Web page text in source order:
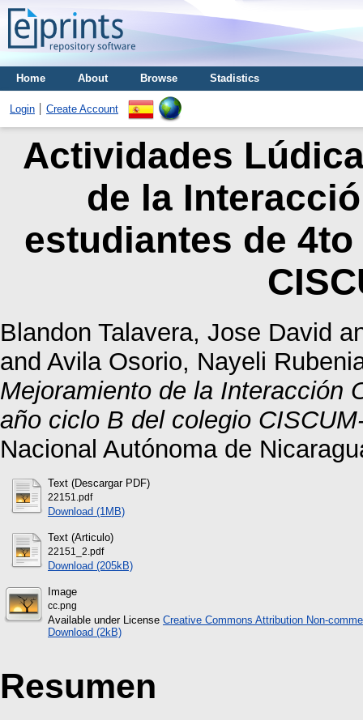
Home About Browse Stadistics
Login Create Account
Actividades
de la
estudiantes de
Blandon Talavera, Jose David
and Avila Osorio, Nayeli
Mejoramiento de la Interacción
año ciclo B del colegio
Nacional Autónoma de
Text (Descargar PDF)
22151.pdf
Download (1MB)
Text (Articulo)
22151_2.pdf
Download (205kB)
Image
cc.png
Available under License Creative Commons Attribution Non-
Download (2kB)
Resumen